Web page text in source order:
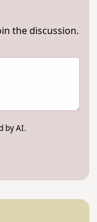
the discussion.
by AI.